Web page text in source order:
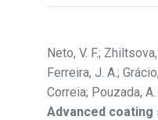
Neto, V. F.;
Ferreira, J. A.;
Correia; Pouzada,
Advanced